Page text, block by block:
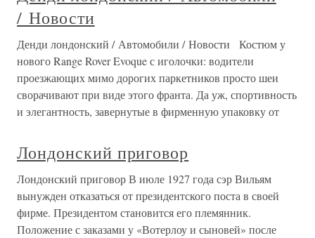
/ Новости
Денди лондонский / Автомобили / Новости Костюм у
нового Range Rover Evoque с иголочки: водители
проезжающих мимо дорогих паркетников просто шеи
сворачивают при виде этого франта. Да уж, спортивность
и элегантность, завернутые в фирменную упаковку от
Лондонский приговор
Лондонский приговор В июле 1927 года сэр Вильям
вынужден отказаться от президентского поста в своей
фирме. Президентом становится его племянник.
Положение с заказами у «Вотерлоу и сыновей» после